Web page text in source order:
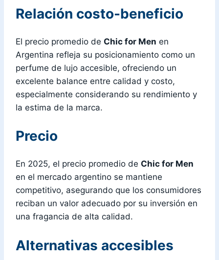
Relación costo-beneficio
El precio promedio de Chic for Men en
Argentina refleja su posicionamiento como un
perfume de lujo accesible, ofreciendo un
excelente balance entre calidad y costo,
especialmente considerando su rendimiento y
la estima de la marca.
Precio
En 2025, el precio promedio de Chic for Men
en el mercado argentino se mantiene
competitivo, asegurando que los consumidores
reciban un valor adecuado por su inversión en
una fragancia de alta calidad.
Alternativas accesibles